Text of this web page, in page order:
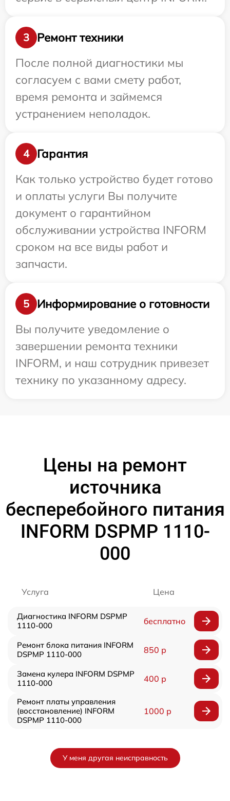
3
Ремонт техники
После полной диагностики мы
согласуем с вами смету работ,
время ремонта и займемся
устранением неполадок.
4
Гарантия
Как только устройство будет готово
и оплаты услуги Вы получите
документ о гарантийном
обслуживании устройства INFORM
сроком на все виды работ и
запчасти.
5
Информирование о готовности
Вы получите уведомление о
завершении ремонта техники
INFORM, и наш сотрудник привезет
технику по указанному адресу.
Цены на ремонт
источника
бесперебойного питания
INFORM DSPMP 1110-
000
Услуга Цена
Диагностика INFORM DSPMP
1110-000
бесплатно
Ремонт блока питания INFORM
DSPMP 1110-000
850 р
Замена кулера INFORM DSPMP
1110-000
400 р
Ремонт платы управления
(восстановление) INFORM
DSPMP 1110-000
1000 р
У меня другая неисправность